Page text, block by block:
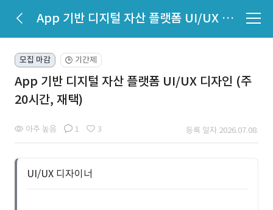
App 기반 디지털 자산 플랫폼 UI/UX 디자인 (주 20시간, 재택)
모집 마감 🕒 기간제
App 기반 디지털 자산 플랫폼 UI/UX 디자인 (주
20시간, 재택)
아주 높음 1 3 등록 일자 2026.07.08.
UI/UX 디자이너